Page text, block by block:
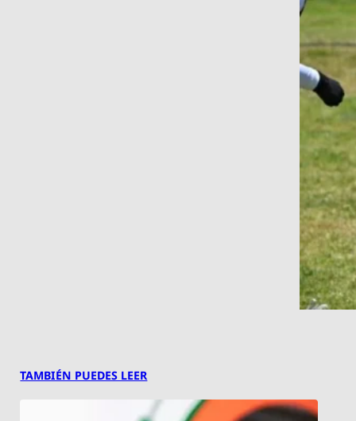
TAMBIÉN PUEDES LEER